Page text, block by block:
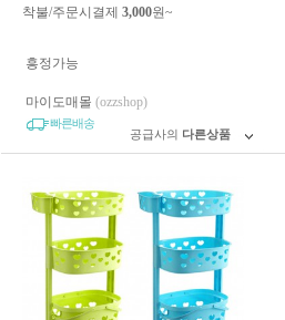
착불/주문시결제 3,000원~
흥정가능
마이도매몰 (ozzshop)
빠른배송
공급사의 다른상품